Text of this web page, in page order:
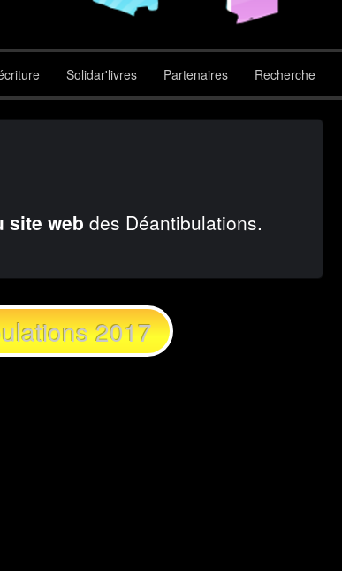
Solidar'livres Partenaires Recherche
site web des Déantibulations.
2017